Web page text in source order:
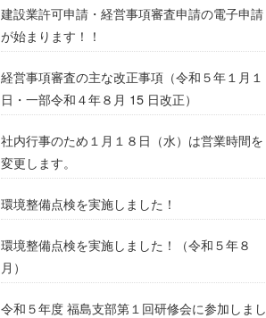
建設業許可申請・経営事項審査申請の電子申請
が始まります！！
経営事項審査の主な改正事項（令和５年１月１
日・一部令和４年８月 15 日改正）
社内行事のため１月１８日（水）は営業時間を
変更します。
環境整備点検を実施しました！
環境整備点検を実施しました！（令和５年８
月）
令和５年度 福島支部第１回研修会に参加しまし